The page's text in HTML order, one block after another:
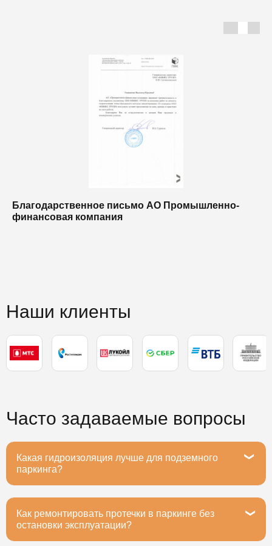
Благодарственное письмо АО Промышленно-
финансовая компания
Наши клиенты
Часто задаваемые вопросы
Какая гидроизоляция лучше для подземного
паркинга?
Рекомендуем полимочевину или ПВХ-мембраны -
они выдерживают вибрацию от машин, устойчивы к
маслам и реагентам. Срок службы 20+ лет при
Как ремонтировать протечки в паркинге без
остановки эксплуатации?